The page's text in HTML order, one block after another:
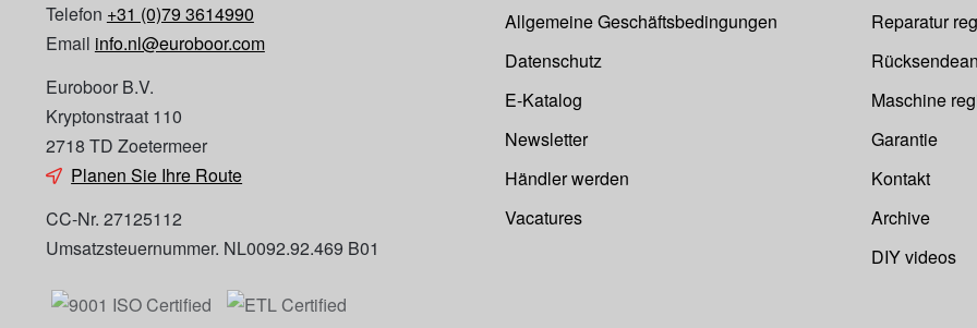
Telefon +31 (0)79 3614990
Email info.nl@euroboor.com
Euroboor B.V.
Kryptonstraat 110
2718 TD Zoetermeer
Planen Sie Ihre Route
CC-Nr. 27125112
Umsatzsteuernummer. NL0092.92.469 B01
Allgemeine Geschäftsbedingungen
Datenschutz
E-Katalog
Newsletter
Händler werden
Vacatures
Reparatur
Maschine
Garantie
Kontakt
Archive
DIY videos